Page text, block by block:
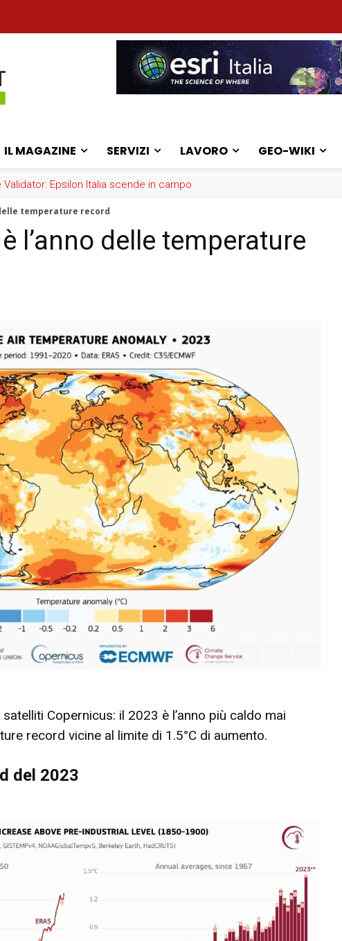
IL MAGAZINE SERVIZI LAVORO GEO-WIKI
elettronico: la sfida dei medici
Epsilon Italia scende in campo
temperature record
l’anno delle temperature
Copernicus: il 2023 è l’anno più caldo mai
record vicine al limite di 1.5°C di aumento.
del 2023